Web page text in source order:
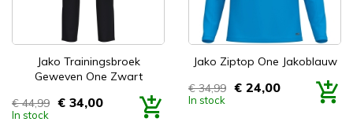
Jako Trainingsbroek
Geweven One Zwart
Prijs
€ 44,99 € 34,00
In stock
Jako Ziptop One Jakoblauw
Prijs
€ 34,99 € 24,00
In stock